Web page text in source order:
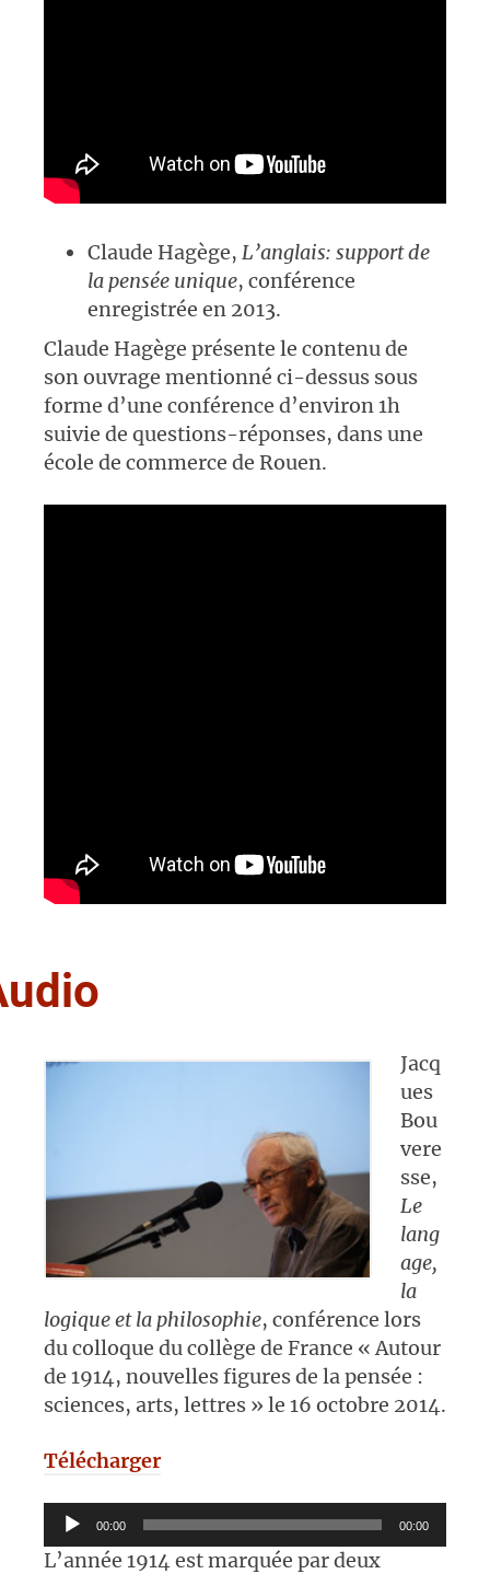
Claude Hagège, L’anglais: support de
la pensée unique, conférence
enregistrée en 2013.
Claude Hagège présente le contenu de
son ouvrage mentionné ci-dessus sous
forme d’une conférence d’environ 1h
suivie de questions-réponses, dans une
école de commerce de Rouen.
Jacq
ues
Bou
vere
sse,
Le
lang
age,
la
logique et la philosophie, conférence lors
du colloque du collège de France « Autour
de 1914, nouvelles figures de la pensée :
sciences, arts, lettres » le 16 octobre 2014.
Télécharger
Lecteur
audio
00:00 00:00
L’année 1914 est marquée par deux